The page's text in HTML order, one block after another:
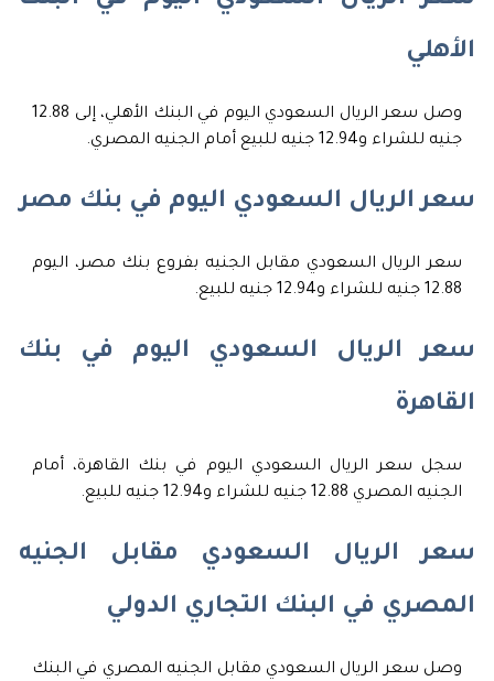
الأهلي
وصل سعر الريال السعودي اليوم في البنك الأهلي، إلى 12.88
جنيه للشراء و12.94 جنيه للبيع أمام الجنيه المصري.
سعر الريال السعودي اليوم في بنك مصر
سعر الريال السعودي مقابل الجنيه بفروع بنك مصر، اليوم
12.88 جنيه للشراء و12.94 جنيه للبيع.
سعر الريال السعودي اليوم في بنك
القاهرة
سجل سعر الريال السعودي اليوم في بنك القاهرة، أمام
الجنيه المصري 12.88 جنيه للشراء و12.94 جنيه للبيع.
سعر الريال السعودي مقابل الجنيه
المصري في البنك التجاري الدولي
وصل سعر الريال السعودي مقابل الجنيه المصري في البنك